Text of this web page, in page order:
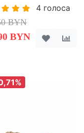
4 голоса
BYN
BYN